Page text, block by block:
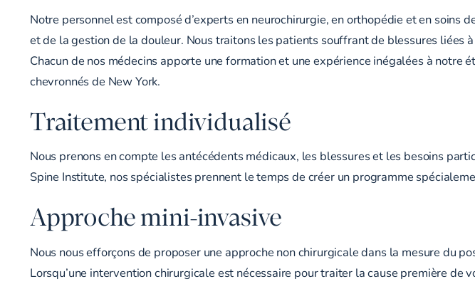
Notre personnel est composé d’experts en neurochirurgie, en orthopédie et en
et de la gestion de la douleur. Nous traitons les patients souffrant de blessures liées
Chacun de nos médecins apporte une formation et une expérience inégalées à
chevronnés de New York.
Traitement individualisé
Nous prenons en compte les antécédents médicaux, les blessures et les besoins
Spine Institute, nos spécialistes prennent le temps de créer un programme
Approche mini-invasive
Nous nous efforçons de proposer une approche non chirurgicale dans la mesure du
Lorsqu’une intervention chirurgicale est nécessaire pour traiter la cause première